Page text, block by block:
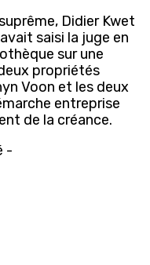
Didier Kwet
saisi la juge en
sur une
propriétés
Voon et les deux
entreprise
de la créance.
-